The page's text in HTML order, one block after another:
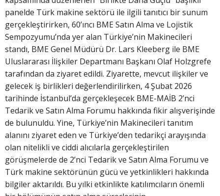
panelde Türk makine sektörü ile ilgili tanıtıcı bir sunum
gerçekleştirirken, 60’ıncı BME Satın Alma ve Lojistik
Sempozyumu’nda yer alan Türkiye’nin Makinecileri
standı, BME Genel Müdürü Dr. Lars Kleeberg ile BME
Uluslararası İlişkiler Departmanı Başkanı Olaf Holzgrefe
tarafından da ziyaret edildi. Ziyarette, mevcut ilişkiler ve
gelecek iş birlikleri değerlendirilirken, 4 Şubat 2026
tarihinde İstanbul’da gerçekleşecek BME-MAİB 2’nci
Tedarik ve Satın Alma Forumu hakkında fikir alışverişinde
de bulunuldu. Yine, Türkiye’nin Makinecileri tanıtım
alanını ziyaret eden ve Türkiye’den tedarikçi arayışında
olan nitelikli ve ciddi alıcılarla gerçekleştirilen
görüşmelerde de 2’nci Tedarik ve Satın Alma Forumu ve
Türk makine sektörünün gücü ve yetkinlikleri hakkında
bilgiler aktarıldı. Bu yılki etkinlikte katılımcıların önemli